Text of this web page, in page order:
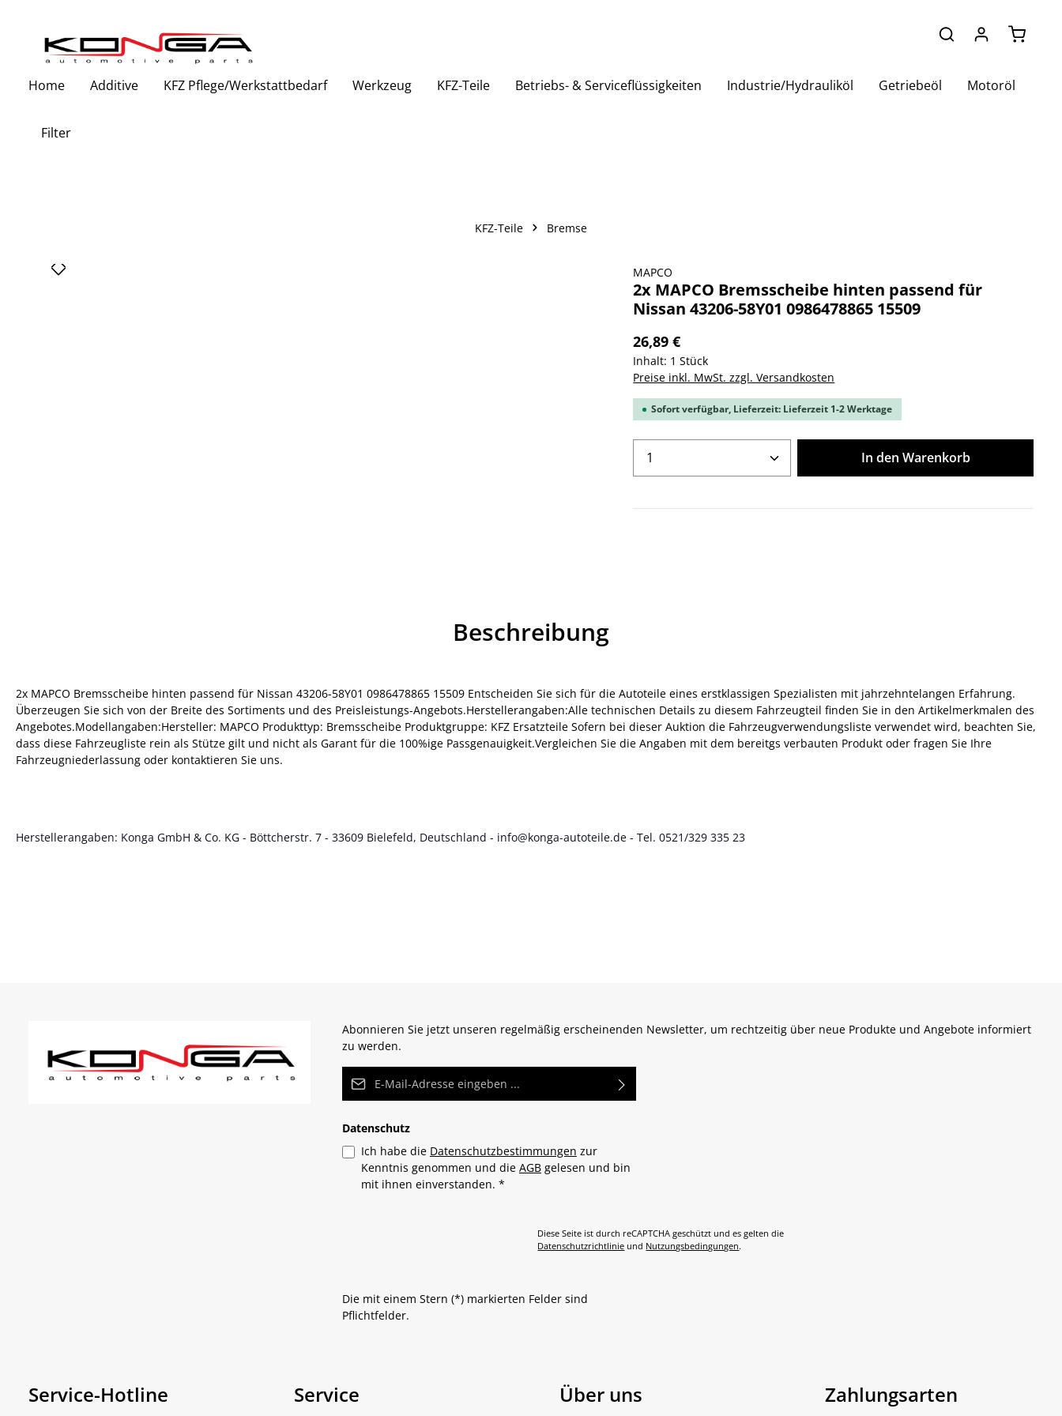
Home Additive KFZ Pflege/Werkstattbedarf Werkzeug KFZ-Teile Betriebs- & Serviceflüssigkeiten Industrie/Hydrauliköl Getriebeöl Motoröl
Filter
KFZ-Teile Bremse
Bildergalerie überspringen MAPCO
2x MAPCO Bremsscheibe hinten passend für
Nissan 43206-58Y01 0986478865 15509
26,89 €
Inhalt: 1 Stück
Preise inkl. MwSt. zzgl. Versandkosten
Sofort verfügbar, Lieferzeit: Lieferzeit 1-2 Werktage
Produkt Anzahl: Gib den gewünschten Wert
In den Warenkorb
Beschreibung
2x MAPCO Bremsscheibe hinten passend für Nissan 43206-58Y01 0986478865 15509 Entscheiden Sie sich für die Autoteile eines erstklassigen Spezialisten mit jahrzehntelangen Erfahrung.
Überzeugen Sie sich von der Breite des Sortiments und des Preisleistungs-Angebots.Herstellerangaben:Alle technischen Details zu diesem Fahrzeugteil finden Sie in den Artikelmerkmalen des
Angebotes.Modellangaben:Hersteller: MAPCO Produkttyp: Bremsscheibe Produktgruppe: KFZ Ersatzteile Sofern bei dieser Auktion die Fahrzeugverwendungsliste verwendet wird, beachten Sie,
dass diese Fahrzeugliste rein als Stütze gilt und nicht als Garant für die 100%ige Passgenauigkeit.Vergleichen Sie die Angaben mit dem bereitgs verbauten Produkt oder fragen Sie Ihre
Fahrzeugniederlassung oder kontaktieren Sie uns.
Herstellerangaben: Konga GmbH & Co. KG - Böttcherstr. 7 - 33609 Bielefeld, Deutschland - info@konga-autoteile.de - Tel. 0521/329 335 23
Abonnieren Sie jetzt unseren regelmäßig erscheinenden Newsletter, um rechtzeitig über neue Produkte und Angebote informiert
zu werden.
E-Mail-Adresse*
Datenschutz
Ich habe die Datenschutzbestimmungen zur
Kenntnis genommen und die AGBgelesen und bin
mit ihnen einverstanden. *
Diese Seite ist durch reCAPTCHA geschützt und es gelten die
Datenschutzrichtlinie und Nutzungsbedingungen.
Die mit einem Stern (*) markierten Felder sind
Pflichtfelder.
Service-Hotline Service Über uns Zahlungsarten